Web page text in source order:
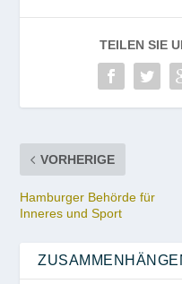
TEILEN SIE
VORHERIGE
Hamburger Behörde für
Inneres und Sport